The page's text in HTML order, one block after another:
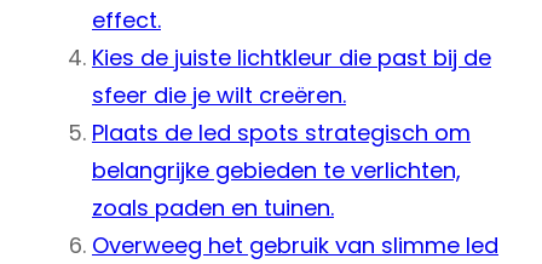
effect.
Kies de juiste lichtkleur die past bij de
sfeer die je wilt creëren.
Plaats de led spots strategisch om
belangrijke gebieden te verlichten,
zoals paden en tuinen.
Overweeg het gebruik van slimme led